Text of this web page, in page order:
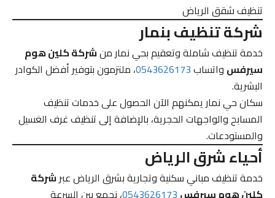
تنظيف شقق الرياض
شركة تنظيف بنمار
خدمة تنظيف شاملة وتعقيم بحي نمار منشركة كلين هوم
سيرفسواتساب0543626173، ملتزمون بتوفير أفضل الكوادر
البشرية.
سكان حي نمار يمكنهم الآن الحصول على خدمات تنظيف
المسابح والواجهات الحجرية، بالإضافة إلى تنظيف غرف الغسيل
والمستودعات.
أحياء شرق الرياض
خدمة تنظيف مباني سكنية وتجارية بشرق الرياض عبرشركة
كلين هوم سيرفس0543626173، نجمع بين السرعة